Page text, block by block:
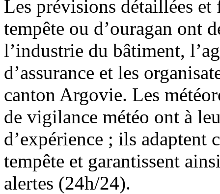
Les prévisions détaillées et
tempête ou d’ouragan ont
l’industrie du bâtiment,
d’assurance et les
canton Argovie. Les
de vigilance météo ont à
d’expérience ; ils adaptent
tempête et garantissent
alertes (24h/24).